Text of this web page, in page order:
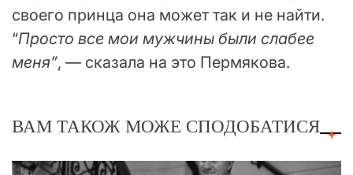
своего принца она может так и не найти.
“Просто все мои мужчины были слабее
меня”, — сказала на это Пермякова.
ВАМ ТАКОЖ МОЖЕ СПОДОБАТИСЯ